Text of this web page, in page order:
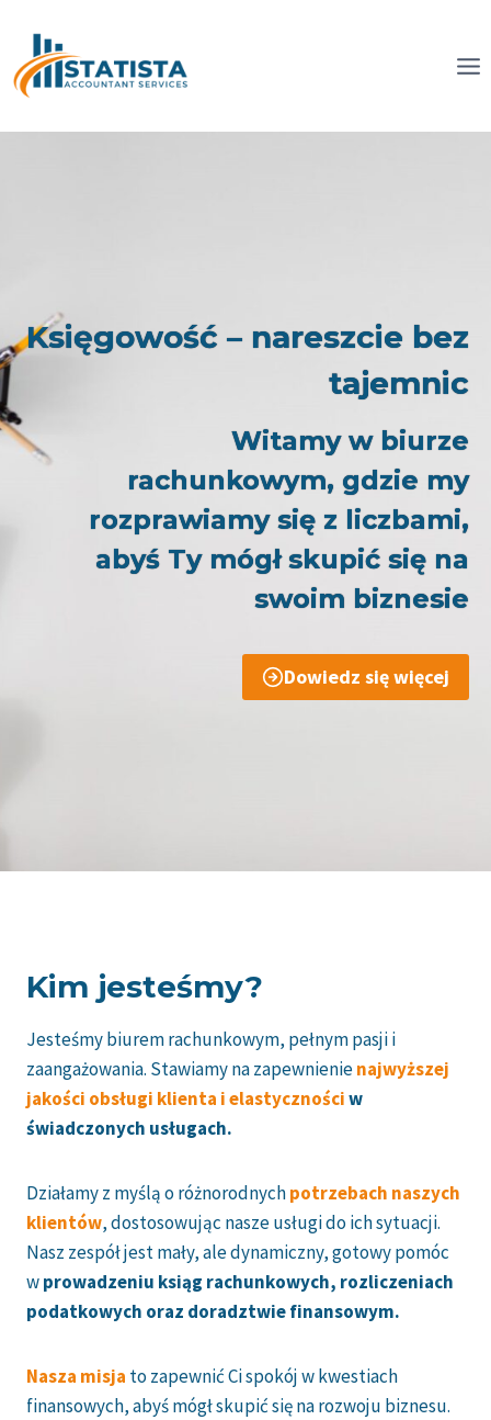
treści
Księgowość – nareszcie bez
tajemnic
Witamy w biurze
rachunkowym, gdzie my
rozprawiamy się z liczbami,
abyś Ty mógł skupić się na
swoim biznesie
Dowiedz się więcej
Kim jesteśmy?
Jesteśmy biurem rachunkowym, pełnym pasji i
zaangażowania. Stawiamy na zapewnienienajwyższej
jakości obsługi klienta i elastycznościw
świadczonych usługach.
Działamy z myślą o różnorodnychpotrzebach naszych
klientów, dostosowując nasze usługi do ich sytuacji.
Nasz zespół jest mały, ale dynamiczny, gotowy pomóc
wprowadzeniu ksiąg rachunkowych, rozliczeniach
podatkowych oraz doradztwie finansowym.
Nasza misja to zapewnić Ci spokój w kwestiach
finansowych, abyś mógł skupić się na rozwoju biznesu.